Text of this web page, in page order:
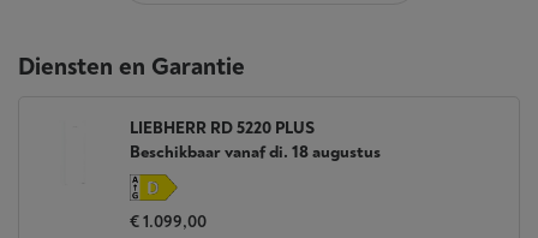
Diensten en Garantie
LIEBHERR RD 5220 PLUS
Beschikbaar vanaf di. 18 augustus
€ 1.099,00